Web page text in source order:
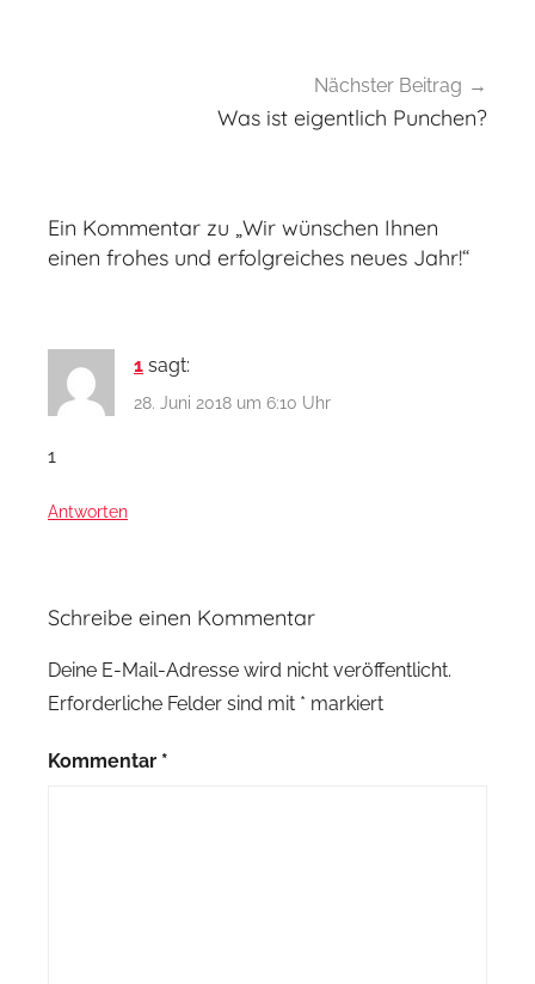
Nächster Beitrag
Was ist eigentlich Punchen?
Ein Kommentar zu „Wir wünschen Ihnen
einen frohes und erfolgreiches neues Jahr!“
1 sagt:
28. Juni 2018 um 6:10 Uhr
1
Antworten
Schreibe einen Kommentar
Deine E-Mail-Adresse wird nicht veröffentlicht.
Erforderliche Felder sind mit * markiert
Kommentar *